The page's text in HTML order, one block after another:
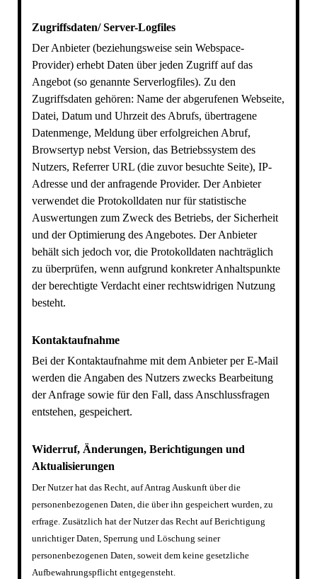
Zugriffsdaten/ Server-Logfiles
Der Anbieter (beziehungsweise sein Webspace-
Provider) erhebt Daten über jeden Zugriff auf das
Angebot (so genannte Serverlogfiles). Zu den
Zugriffsdaten gehören: Name der abgerufenen Webseite,
Datei, Datum und Uhrzeit des Abrufs, übertragene
Datenmenge, Meldung über erfolgreichen Abruf,
Browsertyp nebst Version, das Betriebssystem des
Nutzers, Referrer URL (die zuvor besuchte Seite), IP-
Adresse und der anfragende Provider. Der Anbieter
verwendet die Protokolldaten nur für statistische
Auswertungen zum Zweck des Betriebs, der Sicherheit
und der Optimierung des Angebotes. Der Anbieter
behält sich jedoch vor, die Protokolldaten nachträglich
zu überprüfen, wenn aufgrund konkreter Anhaltspunkte
der berechtigte Verdacht einer rechtswidrigen Nutzung
besteht.
Kontaktaufnahme
Bei der Kontaktaufnahme mit dem Anbieter per E-Mail
werden die Angaben des Nutzers zwecks Bearbeitung
der Anfrage sowie für den Fall, dass Anschlussfragen
entstehen, gespeichert.
Widerruf, Änderungen, Berichtigungen und
Aktualisierungen
Der Nutzer hat das Recht, auf Antrag Auskunft über die
personenbezogenen Daten, die über ihn gespeichert wurden, zu
erfrage. Zusätzlich hat der Nutzer das Recht auf Berichtigung
unrichtiger Daten, Sperrung und Löschung seiner
personenbezogenen Daten, soweit dem keine gesetzliche
Aufbewahrungspflicht entgegensteht.